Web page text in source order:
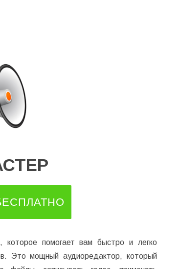
помогает вам быстро и легко
Это мощный аудиоредактор, который